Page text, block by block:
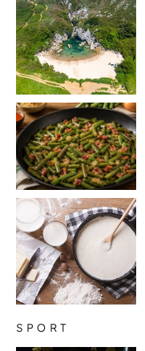
SPORT